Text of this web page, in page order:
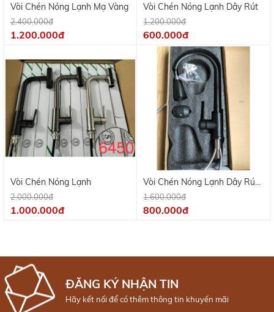
Vòi Chén Nóng Lạnh Mạ Vàng
2.400.000đ
1.200.000đ
Vòi Chén Nóng Lạnh Dây Rút
1.200.000đ
600.000đ
Vòi Chén Nóng Lạnh
2.000.000đ
1.000.000đ
Vòi Chén Nóng Lạnh Dây Rút
Inox 304
1.600.000đ
800.000đ
ĐĂNG KÝ NHẬN TIN
Hãy kết nối để có thêm thông tin khuyến mãi